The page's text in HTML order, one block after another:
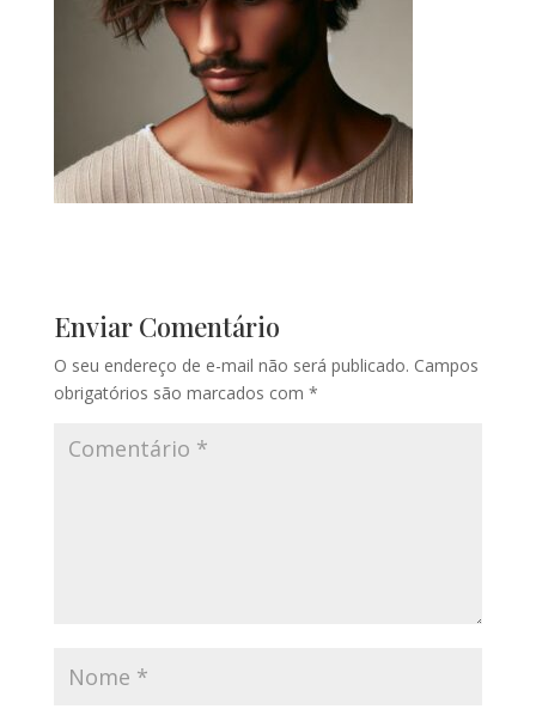
Enviar Comentário
O seu endereço de e-mail não será publicado. Campos
obrigatórios são marcados com *